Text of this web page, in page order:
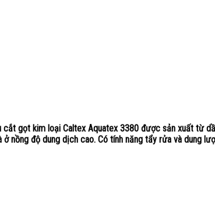
cắt gọt kim loại Caltex Aquatex 3380 được sản xuất từ
độ dung dịch cao. Có tính năng tẩy rửa và dung